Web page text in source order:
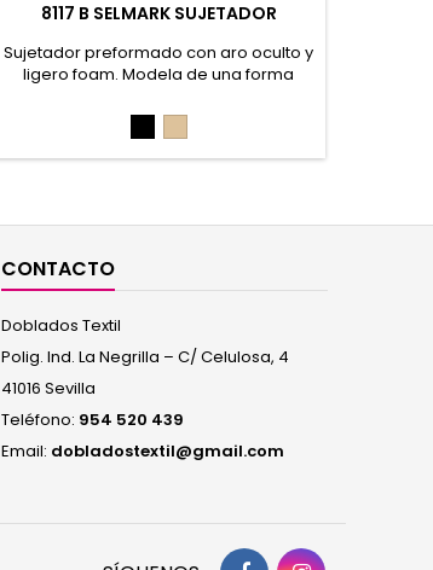
8117 B SELMARK SUJETADOR
Sujetador preformado con aro oculto y
ligero foam. Modela de una forma
volumen extra. Comodidad con una
sujeción óptima. 85% Poliamida, 15%
Elastano
CONTACTO
Doblados Textil
Polig. Ind. La Negrilla – C/ Celulosa, 4
41016 Sevilla
Teléfono: 954 520 439
Email: dobladostextil@gmail.com